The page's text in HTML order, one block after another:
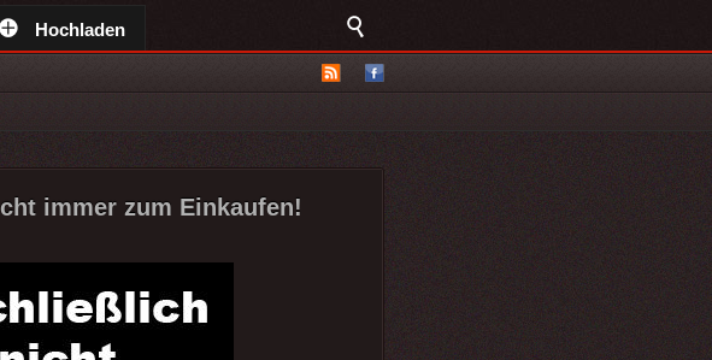
Hochladen
immer zum Einkaufen!